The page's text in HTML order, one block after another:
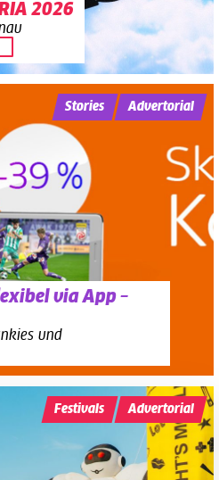
2026
via App –
und
Stories Advertorial
Festivals Advertorial